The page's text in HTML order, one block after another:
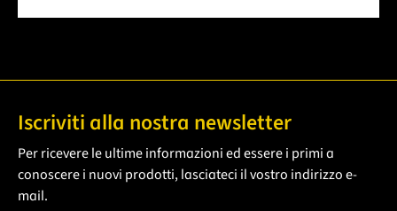
Iscriviti alla nostra newsletter
Per ricevere le ultime informazioni ed essere i primi a
conoscere i nuovi prodotti, lasciateci il vostro indirizzo e-
mail.